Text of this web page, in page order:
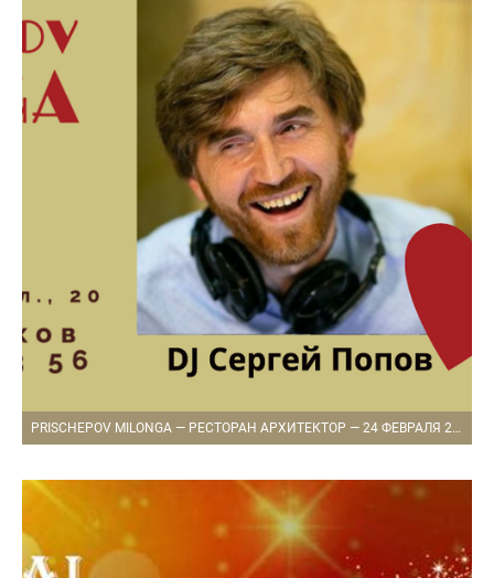
PRISCHEPOV MILONGA — РЕСТОРАН АРХИТЕКТОР — 24 ФЕВРАЛЯ 2021